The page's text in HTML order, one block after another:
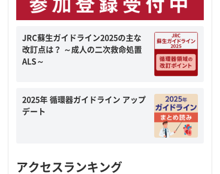
JRC蘇生ガイドライン2025の主な
改訂点は？ ～成人の二次救命処置
ALS～
2025年 循環器ガイドライン アップ
デート
アクセスランキング